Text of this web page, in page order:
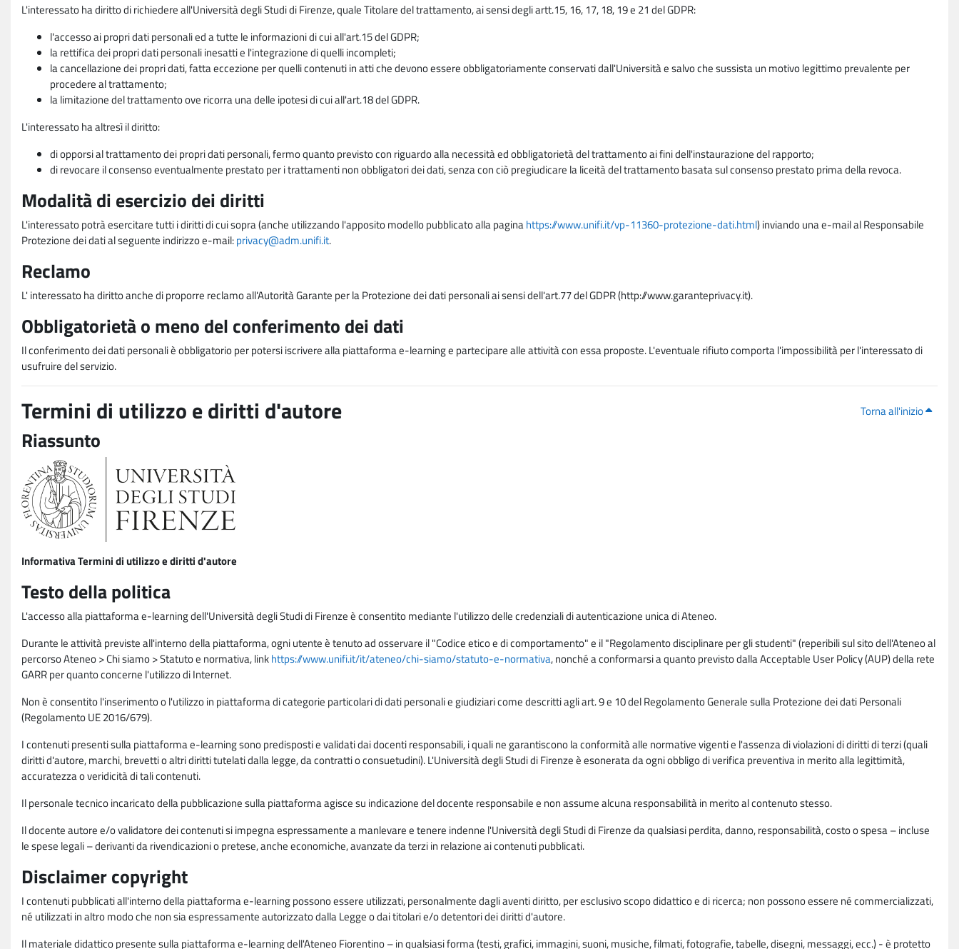
L'interessato ha diritto di richiedere all'Università degli Studi di Firenze, quale Titolare del trattamento, ai sensi degli artt.15, 16, 17, 18, 19 e 21 del GDPR:
l'accesso ai propri dati personali ed a tutte le informazioni di cui all'art.15 del GDPR;
la rettifica dei propri dati personali inesatti e l'integrazione di quelli incompleti;
la cancellazione dei propri dati, fatta eccezione per quelli contenuti in atti che devono essere obbligatoriamente conservati dall'Università e salvo che sussista un motivo legittimo prevalente per
procedere al trattamento;
la limitazione del trattamento ove ricorra una delle ipotesi di cui all'art.18 del GDPR.
L'interessato ha altresì il diritto:
di opporsi al trattamento dei propri dati personali, fermo quanto previsto con riguardo alla necessità ed obbligatorietà del trattamento ai fini dell'instaurazione del rapporto;
di revocare il consenso eventualmente prestato per i trattamenti non obbligatori dei dati, senza con ciò pregiudicare la liceità del trattamento basata sul consenso prestato prima della revoca.
Modalità di esercizio dei diritti
L'interessato potrà esercitare tutti i diritti di cui sopra (anche utilizzando l'apposito modello pubblicato alla paginahttps://www.unifi.it/vp-11360-protezione-dati.html) inviando una e-mail al Responsabile
Protezione dei dati al seguente indirizzo e-mail:privacy@adm.unifi.it.
Reclamo
L' interessato ha diritto anche di proporre reclamo all'Autorità Garante per la Protezione dei dati personali ai sensi dell'art.77 del GDPR (http://www.garanteprivacy.it).
Obbligatorietà o meno del conferimento dei dati
Il conferimento dei dati personali è obbligatorio per potersi iscrivere alla piattaforma e-learning e partecipare alle attività con essa proposte. L'eventuale rifiuto comporta l'impossibilità per l'interessato di
usufruire del servizio.
Torna all'inizio
Termini di utilizzo e diritti d'autore
Riassunto
Informativa Termini di utilizzo e diritti d'autore
Testo della politica
L'accesso alla piattaforma e-learning dell'Università degli Studi di Firenze è consentito mediante l'utilizzo delle credenziali di autenticazione unica di Ateneo.
Durante le attività previste all'interno della piattaforma, ogni utente è tenuto ad osservare il "Codice etico e di comportamento" e il "Regolamento disciplinare per gli studenti" (reperibili sul sito dell'Ateneo al
percorso Ateneo > Chi siamo > Statuto e normativa, linkhttps://www.unifi.it/it/ateneo/chi-siamo/statuto-e-normativa, nonché a conformarsi a quanto previsto dalla Acceptable User Policy (AUP) della rete
GARR per quanto concerne l'utilizzo di Internet.
Non è consentito l'inserimento o l'utilizzo in piattaforma di categorie particolari di dati personali e giudiziari come descritti agli art. 9 e 10 del Regolamento Generale sulla Protezione dei dati Personali
(Regolamento UE 2016/679).
I contenuti presenti sulla piattaforma e-learning sono predisposti e validati dai docenti responsabili, i quali ne garantiscono la conformità alle normative vigenti e l'assenza di violazioni di diritti di terzi (quali
diritti d'autore, marchi, brevetti o altri diritti tutelati dalla legge, da contratti o consuetudini). L'Università degli Studi di Firenze è esonerata da ogni obbligo di verifica preventiva in merito alla legittimità,
accuratezza o veridicità di tali contenuti.
Il personale tecnico incaricato della pubblicazione sulla piattaforma agisce su indicazione del docente responsabile e non assume alcuna responsabilità in merito al contenuto stesso.
Il docente autore e/o validatore dei contenuti si impegna espressamente a manlevare e tenere indenne l'Università degli Studi di Firenze da qualsiasi perdita, danno, responsabilità, costo o spesa – incluse
le spese legali – derivanti da rivendicazioni o pretese, anche economiche, avanzate da terzi in relazione ai contenuti pubblicati.
Disclaimer copyright
I contenuti pubblicati all'interno della piattaforma e-learning possono essere utilizzati, personalmente dagli aventi diritto, per esclusivo scopo didattico e di ricerca; non possono essere né commercializzati,
né utilizzati in altro modo che non sia espressamente autorizzato dalla Legge o dai titolari e/o detentori dei diritti d'autore.
Il materiale didattico presente sulla piattaforma e-learning dell'Ateneo Fiorentino – in qualsiasi forma (testi, grafici, immagini, suoni, musiche, filmati, fotografie, tabelle, disegni, messaggi, ecc.) - è protetto